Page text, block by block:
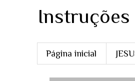
Instruções
Página inicial